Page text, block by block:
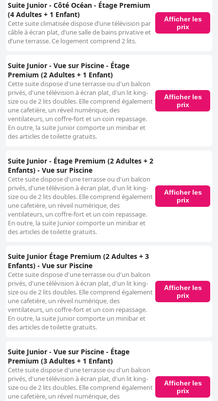
Suite Junior - Côté Océan - Étage Premium
(4 Adultes + 1 Enfant)
Cette suite climatisée dispose d’une télévision par
câble à écran plat, d’une salle de bains privative et
d’une terrasse. Ce logement comprend 2 lits.
Afficher les
prix
Suite Junior - Vue sur Piscine - Étage
Premium (2 Adultes + 1 Enfant)
Cette suite dispose d'une terrasse ou d'un balcon
privés, d'une télévision à écran plat, d'un lit king-
size ou de 2 lits doubles. Elle comprend également
une cafetière, un réveil numérique, des
ventilateurs, un coffre-fort et un coin repassage.
En outre, la suite Junior comporte un minibar et
des articles de toilette gratuits.
Afficher les
prix
Suite Junior - Étage Premium (2 Adultes + 2
Enfants) - Vue sur Piscine
Cette suite dispose d'une terrasse ou d'un balcon
privés, d'une télévision à écran plat, d'un lit king-
size ou de 2 lits doubles. Elle comprend également
une cafetière, un réveil numérique, des
ventilateurs, un coffre-fort et un coin repassage.
En outre, la suite Junior comporte un minibar et
des articles de toilette gratuits.
Afficher les
prix
Suite Junior Étage Premium (2 Adultes + 3
Enfants) - Vue sur Piscine
Cette suite dispose d'une terrasse ou d'un balcon
privés, d'une télévision à écran plat, d'un lit king-
size ou de 2 lits doubles. Elle comprend également
une cafetière, un réveil numérique, des
ventilateurs, un coffre-fort et un coin repassage.
En outre, la suite Junior comporte un minibar et
des articles de toilette gratuits.
Afficher les
prix
Suite Junior - Vue sur Piscine - Étage
Premium (3 Adultes + 1 Enfant)
Cette suite dispose d'une terrasse ou d'un balcon
privés, d'une télévision à écran plat, d'un lit king-
size ou de 2 lits doubles. Elle comprend également
une cafetière, un réveil numérique, des
Afficher les
prix